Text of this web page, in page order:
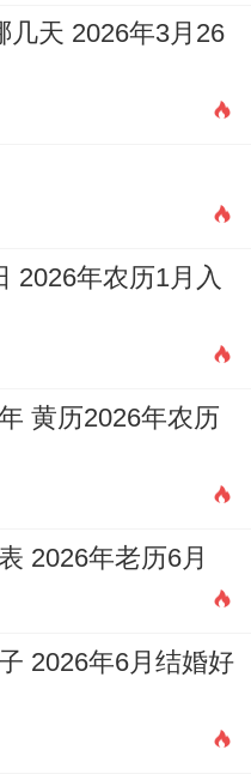
灯”管理法:绿色食
吃、红色食物偶尔
锦练习、她的血糖
了.
休后抑郁的马伯
件快乐事 -三个月
绪要疏导不要压
靠着每周两次的夜
压力.这些小方法看
医推拿的马叔提醒
熬夜打麻将诱发心
~有位开出租车的
钟 工作效率没想
几天 2026年3月26
2026年农历1月入
黄历2026年农历
2026年老历6月
2026年6月结婚好